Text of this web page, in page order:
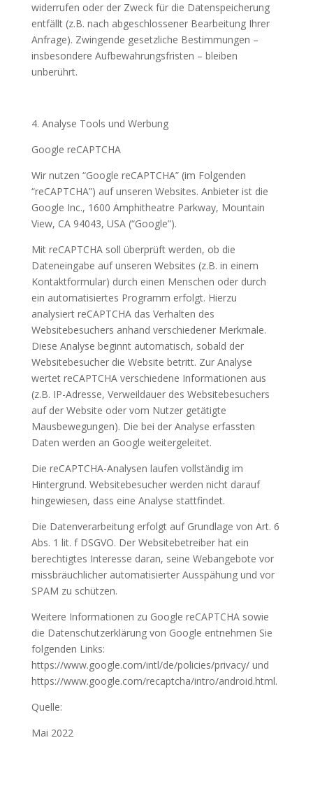
widerrufen oder der Zweck für die Datenspeicherung
entfällt (z.B. nach abgeschlossener Bearbeitung Ihrer
Anfrage). Zwingende gesetzliche Bestimmungen –
insbesondere Aufbewahrungsfristen – bleiben
unberührt.
4. Analyse Tools und Werbung
Google reCAPTCHA
Wir nutzen “Google reCAPTCHA” (im Folgenden
“reCAPTCHA”) auf unseren Websites. Anbieter ist die
Google Inc., 1600 Amphitheatre Parkway, Mountain
View, CA 94043, USA (“Google”).
Mit reCAPTCHA soll überprüft werden, ob die
Dateneingabe auf unseren Websites (z.B. in einem
Kontaktformular) durch einen Menschen oder durch
ein automatisiertes Programm erfolgt. Hierzu
analysiert reCAPTCHA das Verhalten des
Websitebesuchers anhand verschiedener Merkmale.
Diese Analyse beginnt automatisch, sobald der
Websitebesucher die Website betritt. Zur Analyse
wertet reCAPTCHA verschiedene Informationen aus
(z.B. IP-Adresse, Verweildauer des Websitebesuchers
auf der Website oder vom Nutzer getätigte
Mausbewegungen). Die bei der Analyse erfassten
Daten werden an Google weitergeleitet.
Die reCAPTCHA-Analysen laufen vollständig im
Hintergrund. Websitebesucher werden nicht darauf
hingewiesen, dass eine Analyse stattfindet.
Die Datenverarbeitung erfolgt auf Grundlage von Art. 6
Abs. 1 lit. f DSGVO. Der Websitebetreiber hat ein
berechtigtes Interesse daran, seine Webangebote vor
missbräuchlicher automatisierter Ausspähung und vor
SPAM zu schützen.
Weitere Informationen zu Google reCAPTCHA sowie
die Datenschutzerklärung von Google entnehmen Sie
folgenden Links:
https://www.google.com/intl/de/policies/privacy/ und
https://www.google.com/recaptcha/intro/android.html.
Quelle:
Mai 2022